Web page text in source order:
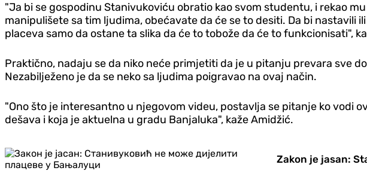
"Ja bi se gospodinu Stanivukoviću obratio kao svom studentu, i rekao
manipulišete sa tim ljudima, obećavate da će se to desiti. Da bi nastavili
placeva samo da ostane ta slika da će to tobože da će to funkcionisati",
Praktično, nadaju se da niko neće primjetiti da je u pitanju prevara sve
Nezabilježeno je da se neko sa ljudima poigravao na ovaj način.
"Ono što je interesantno u njegovom videu, postavlja se pitanje ko vodi
dešava i koja je aktuelna u gradu Banjaluka", kaže Amidžić.
Zakon je jasan: